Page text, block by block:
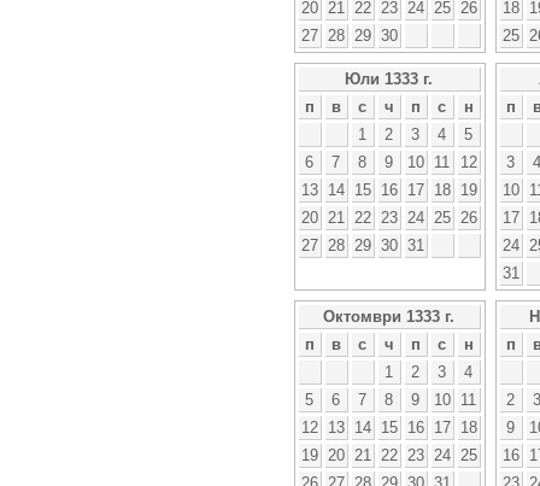
20
21 22 23 24 25
26
27
28 29 30
18
25
Юли 1333 г.
п
в с ч п с
н
1
2 3 4
5
6
7 8 9 10 11
12
13
14 15 16 17 18
19
20
21 22 23 24 25
26
27
28 29 30 31
п
3
4
10
17
24
31
Октомври 1333 г.
п
в с ч п с
н
1
2 3
4
5
6 7 8 9 10
11
12
13 14 15 16 17
18
19
20 21 22 23 24
25
п
2
3
9
16